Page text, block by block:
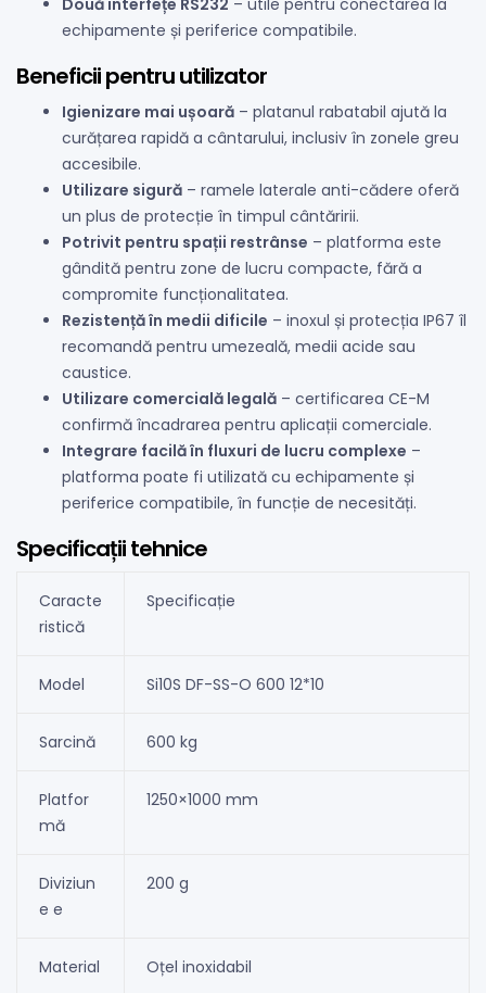
Două interfețe RS232 – utile pentru conectarea la
echipamente și periferice compatibile.
Beneficii pentru utilizator
Igienizare mai ușoară – platanul rabatabil ajută la
curățarea rapidă a cântarului, inclusiv în zonele greu
accesibile.
Utilizare sigură – ramele laterale anti-cădere oferă
un plus de protecție în timpul cântăririi.
Potrivit pentru spații restrânse – platforma este
gândită pentru zone de lucru compacte, fără a
compromite funcționalitatea.
Rezistență în medii dificile – inoxul și protecția IP67 îl
recomandă pentru umezeală, medii acide sau
caustice.
Utilizare comercială legală – certificarea CE-M
confirmă încadrarea pentru aplicații comerciale.
Integrare facilă în fluxuri de lucru complexe –
platforma poate fi utilizată cu echipamente și
periferice compatibile, în funcție de necesități.
Specificații tehnice
Caracte
ristică
Specificație
Model Si10S DF-SS-O 600 12*10
Sarcină 600 kg
Platfor
mă
1250×1000 mm
Diviziun
e e
200 g
Material Oțel inoxidabil